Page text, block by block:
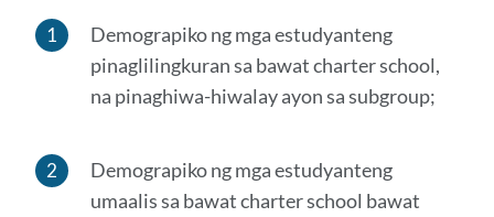
Demograpiko ng mga estudyanteng
pinaglilingkuran sa bawat charter school,
na pinaghiwa-hiwalay ayon sa subgroup;
Demograpiko ng mga estudyanteng
umaalis sa bawat charter school bawat